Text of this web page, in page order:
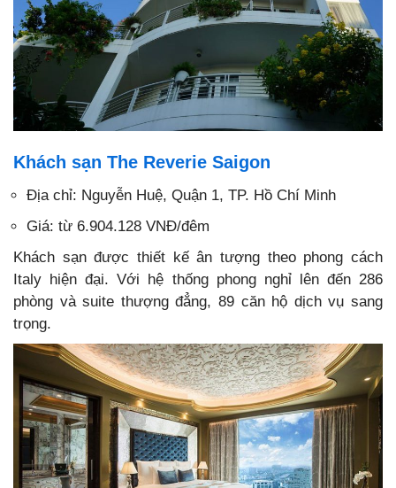
Khách sạn The Reverie Saigon
Địa chỉ: Nguyễn Huệ, Quận 1, TP. Hồ Chí Minh
Giá: từ 6.904.128 VNĐ/đêm
Khách sạn được thiết kế ân tượng theo phong cách
Italy hiện đại. Với hệ thống phong nghỉ lên đến 286
phòng và suite thượng đẳng, 89 căn hộ dịch vụ sang
trọng.